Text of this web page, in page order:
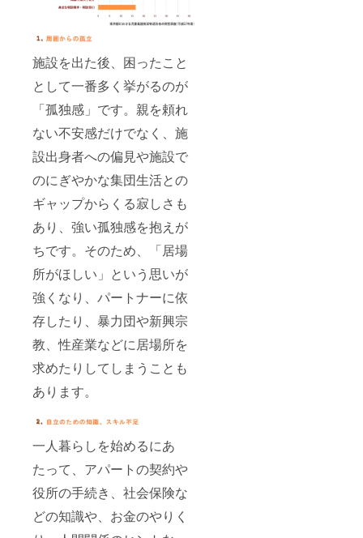
施設を出た後、困ったこと
として一番多く挙がるのが
「孤独感」です。親を頼れ
ない不安感だけでなく、施
設出身者への偏見や施設で
のにぎやかな集団生活との
ギャップからくる寂しさも
あり、強い孤独感を抱えが
ちです。そのため、「居場
所がほしい」という思いが
強くなり、パートナーに依
存したり、暴力団や新興宗
教、性産業などに居場所を
求めたりしてしまうことも
あります。
一人暮らしを始めるにあ
たって、アパートの契約や
役所の手続き、社会保険な
どの知識や、お金のやりく